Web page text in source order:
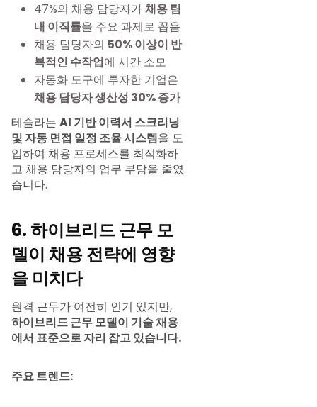
47%의 채용 담당자가채용 팀
내 이직률을 주요 과제로 꼽음
채용 담당자의 50% 이상이 반
복적인 수작업에 시간 소모
자동화 도구에 투자한 기업은
채용 담당자 생산성 30% 증가
테슬라는 AI 기반 이력서 스크리닝
및 자동 면접 일정 조율 시스템을 도
입하여 채용 프로세스를 최적화하
고 채용 담당자의 업무 부담을 줄였
습니다.
6. 하이브리드 근무 모
델이 채용 전략에 영향
을 미치다
원격 근무가 여전히 인기 있지만,
하이브리드 근무 모델이 기술 채용
에서 표준으로 자리 잡고 있습니다.
주요 트렌드: